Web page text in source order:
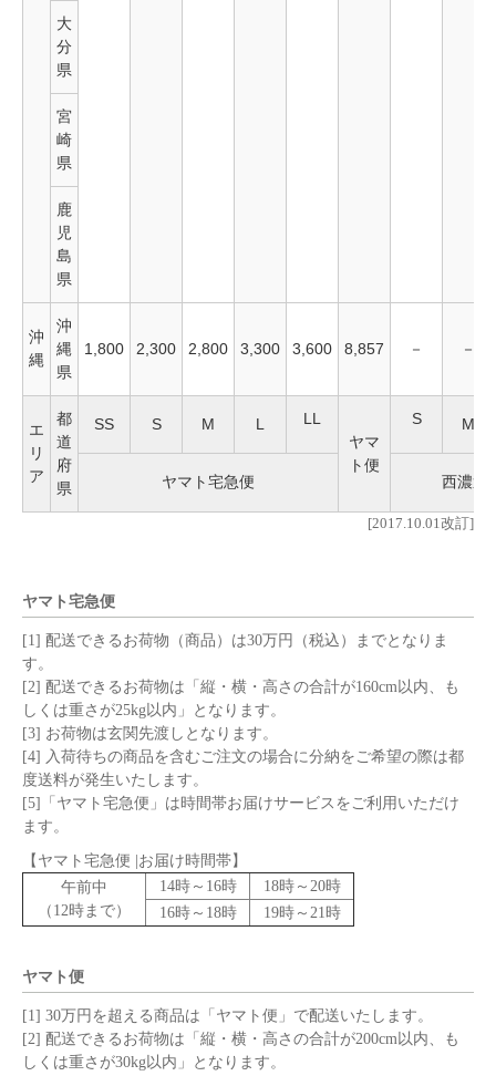
大
分
県
宮
崎
県
鹿
児
島
県
沖
縄
沖
縄
県
1,800 2,300 2,800 3,300 3,600 8,857 － －
エ
リ
ア
都
道
府
県
SS S M L
LL
ヤマ
ト便
S M
ヤマト宅急便 西濃運
[2017.10.01改訂]
ヤマト宅急便
[1] 配送できるお荷物（商品）は30万円（税込）までとなりま
す。
[2] 配送できるお荷物は「縦・横・高さの合計が160cm以内、も
しくは重さが25kg以内」となります。
[3] お荷物は玄関先渡しとなります。
[4] 入荷待ちの商品を含むご注文の場合に分納をご希望の際は都
度送料が発生いたします。
[5]「ヤマト宅急便」は時間帯お届けサービスをご利用いただけ
ます。
【ヤマト宅急便 |お届け時間帯】
午前中
（12時まで）
14時～16時
18時～20時
16時～18時
19時～21時
ヤマト便
[1] 30万円を超える商品は「ヤマト便」で配送いたします。
[2] 配送できるお荷物は「縦・横・高さの合計が200cm以内、も
しくは重さが30kg以内」となります。